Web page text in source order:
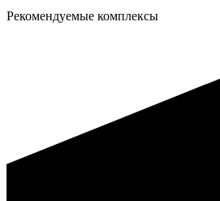
Рекомендуемые комплексы